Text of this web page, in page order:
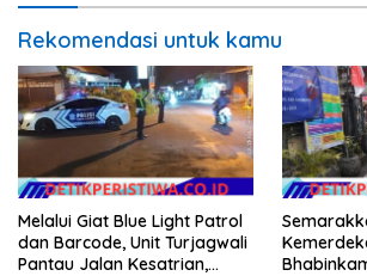
Rekomendasi untuk kamu
Melalui Giat Blue Light Patrol
dan Barcode, Unit Turjagwali
Pantau Jalan Kesatrian,